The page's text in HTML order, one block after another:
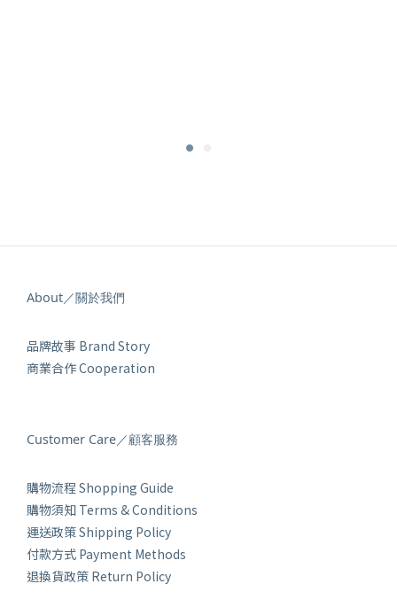
About／關於我們
品牌故事 Brand Story
商業合作 Cooperation
Customer Care／顧客服務
購物流程 Shopping Guide
購物須知 Terms & Conditions
運送政策 Shipping Policy
付款方式 Payment Methods
退換貨政策 Return Policy